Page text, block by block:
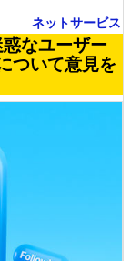
ネットサービス
なユーザー
ついて意見を